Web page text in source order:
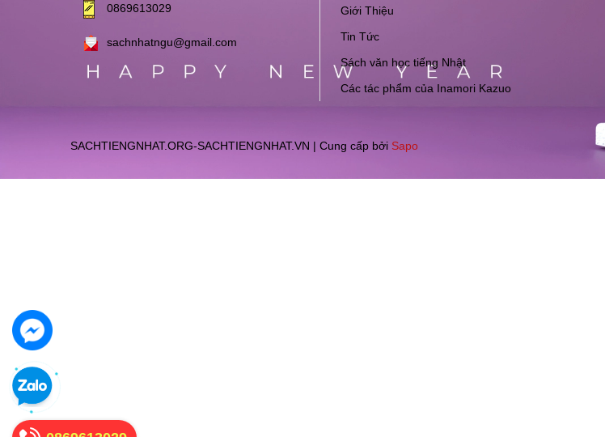
0869613029
sachnhatngu@gmail.com
Giới Thiệu
Tin Tức
Sách văn học tiếng Nhật
Các tác phẩm của Inamori Kazuo
SACHTIENGNHAT.ORG-SACHTIENGNHAT.VN | Cung cấp bởi Sapo